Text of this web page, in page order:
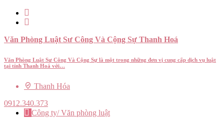
Văn Phòng Luật Sư Công Và Cộng Sự Thanh Hoá
Văn Phòng Luật Sư Công Và Cộng Sự là một trong những đơn vị cung cấp dịch vụ luật
tại tỉnh Thanh Hoá với…
Thanh Hóa
0912.340.373
Công ty/ Văn phòng luật